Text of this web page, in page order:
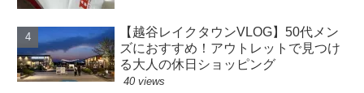
【越谷レイクタウンVLOG】50代メン
ズにおすすめ！アウトレットで見つけ
る大人の休日ショッピング
40 views